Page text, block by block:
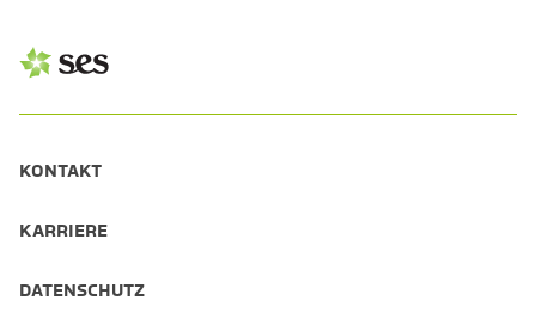
KONTAKT
KARRIERE
DATENSCHUTZ